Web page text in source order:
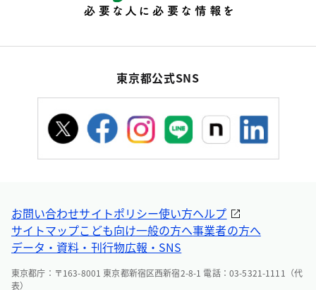
東京都公式SNS
お問い合わせサイトポリシー使い方ヘルプ
サイトマップこども向け一般の方へ事業者の方へ
データ・資料・刊行物広報・SNS
東京都庁：〒163-8001 東京都新宿区西新宿2-8-1 電話：03-5321-1111（代
表）